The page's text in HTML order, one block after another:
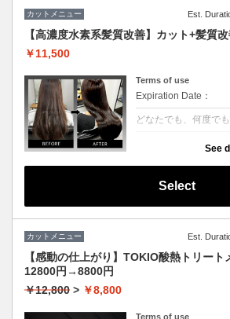
カットメニュー Est.
【高濃度水素系髪質改善】カット+髪質
￥11,500
Terms of use
Expiration Date：
どなたでも、何度で
トリートメント！髪
なく、生えてくる毛
See
Select
カットメニュー Est.
【感動の仕上がり】TOKIO酸熱トリート
12800円→8800円
￥12,800 > ￥8,800
Terms of use